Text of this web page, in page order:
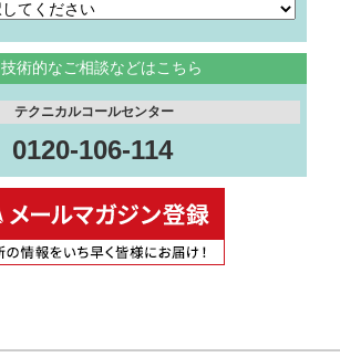
技術的なご相談などはこちら
テクニカルコールセンター
0120-106-114